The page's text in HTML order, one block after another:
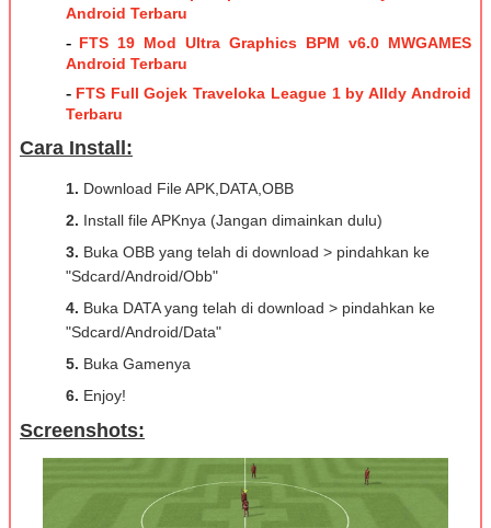
Android Terbaru
- FTS 19 Mod Ultra Graphics BPM v6.0 MWGAMES
Android Terbaru
- FTS Full Gojek Traveloka League 1 by Alldy Android
Terbaru
Cara Install:
1. Download File APK,DATA,OBB
2. Install file APKnya (Jangan dimainkan dulu)
3. Buka OBB yang telah di download > pindahkan ke
"Sdcard/Android/Obb"
4. Buka DATA yang telah di download > pindahkan ke
"Sdcard/Android/Data"
5. Buka Gamenya
6. Enjoy!
Screenshots: